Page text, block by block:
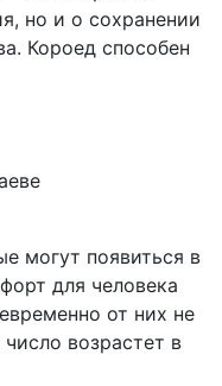
но и о сохранении
Короед способен
могут появиться в
для человека
от них не
возрастет в